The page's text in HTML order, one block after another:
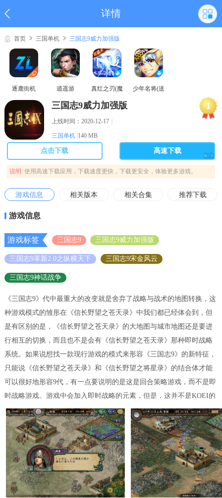
详情
首页 三国单机 三国志9威力加强版
逐鹿街机 逍遥游
真红之刃(魔
少年名将(送
1
三国志9威力加强版
上线时间：2020-12-17｜
三国单机 140 MB
点击下载 高速下载
说明: 使用高速下载应用，下载速度更快，下载更安全，体验更多游戏。
游戏信息 相关版本 相关合集 推荐下载
游戏信息
游戏标签 三国志9 三国志9威力加强版
三国志9革新2.0之纵横天下 三国志9宋金风云
三国志9神话战争
《三国志9》代中最重大的改变就是舍弃了战略与战术的地图转换，这
种游戏模式的雏形在《信长野望之苍天录》中我们都已经体会到，但
是有区别的是，《信长野望之苍天录》的大地图与城市地图还是要进
行相互的切换，而且也不是会有《信长野望之苍天录》那种即时战略
系统。如果说想找一款现行游戏的模式来形容《三国志9》的新特征，
只能说《信长野望之苍天录》和《信长野望之将星录》的结合体才能
可以很好地形容9代，有一点要说明的是这是回合策略游戏，而不是即
时战略游戏。游戏中会加入即时战略的元素，但是，这并不是KOEI的
强项。游戏的内政和战斗都将会在同一张地图上实行。官方的定义就
是：临机应变战略。战略部署的策略指令能够使用在战术战争中，而
在防御方，可以随时请求友好城市和自方城市的支援。战略战术策略
的结合，巧妙的策略搭配，大大增加了游戏的趣味性。
游戏特色
画面：继承之外的分量